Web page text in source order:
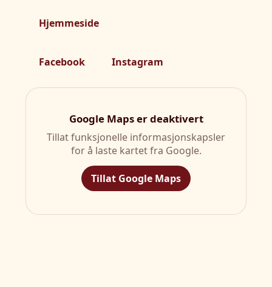
Hjemmeside
Facebook Instagram
Google Maps er deaktivert
Tillat funksjonelle informasjonskapsler
for å laste kartet fra Google.
Tillat Google Maps